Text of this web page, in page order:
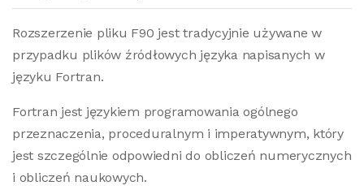
Rozszerzenie pliku F90 jest tradycyjnie używane w
przypadku plików źródłowych języka napisanych w
języku Fortran.
Fortran jest językiem programowania ogólnego
przeznaczenia, proceduralnym i imperatywnym, który
jest szczególnie odpowiedni do obliczeń numerycznych
i obliczeń naukowych.